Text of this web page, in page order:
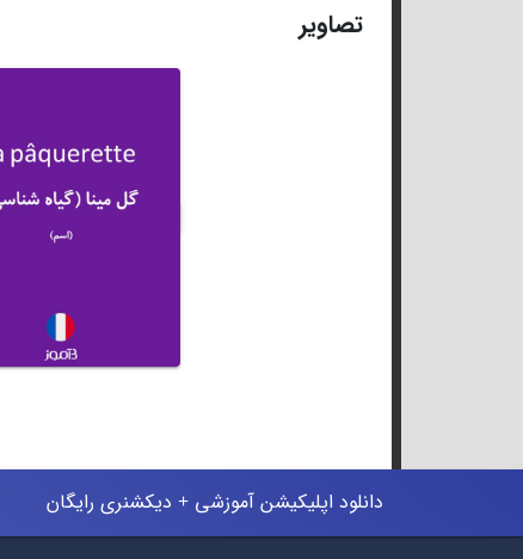
تصاویر
دانلود اپلیکیشن آموزشی + دیکشنری رایگان